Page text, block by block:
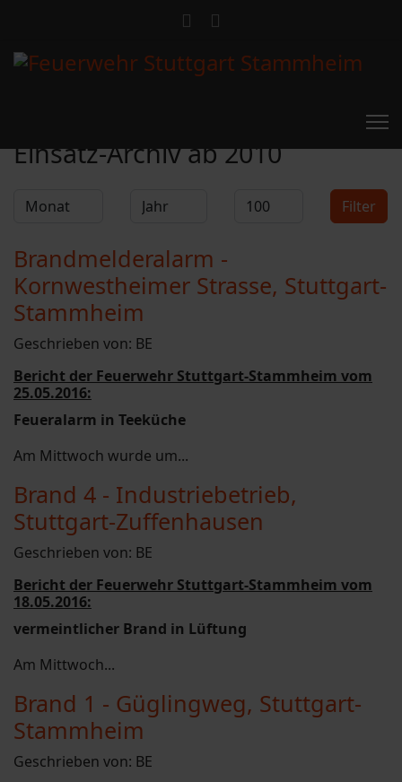
Einsatz-Archiv ab 2010
Filter
Monat Jahr Anzeige # Filter
Brandmelderalarm -
Kornwestheimer Strasse, Stuttgart-
Stammheim
Geschrieben von: BE
Bericht der Feuerwehr Stuttgart-Stammheim vom
25.05.2016:
Feueralarm in Teeküche
Am Mittwoch wurde um...
Brand 4 - Industriebetrieb,
Stuttgart-Zuffenhausen
Geschrieben von: BE
Bericht der Feuerwehr Stuttgart-Stammheim vom
18.05.2016:
vermeintlicher Brand in Lüftung
Am Mittwoch...
Brand 1 - Güglingweg, Stuttgart-
Stammheim
Geschrieben von: BE